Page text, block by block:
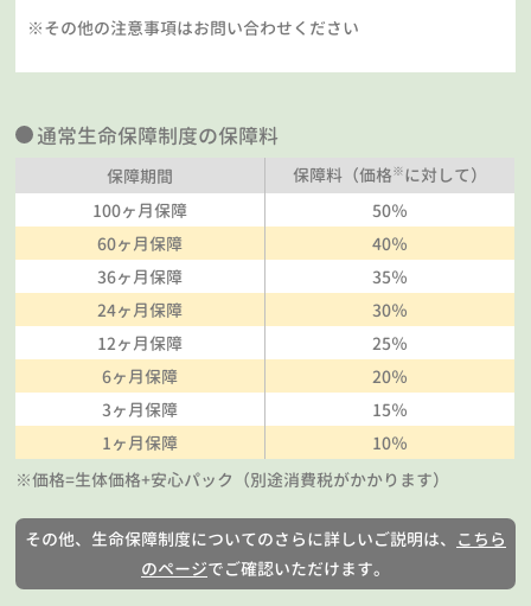
※その他の注意事項はお問い合わせください
通常生命保障制度の保障料
保障期間 保障料（価格※に対して）
100ヶ月保障
50％
60ヶ月保障
40％
36ヶ月保障
35％
24ヶ月保障
30％
12ヶ月保障
25％
6ヶ月保障
20％
3ヶ月保障
15％
1ヶ月保障
10％
※価格=生体価格+安心パック（別途消費税がかかります）
その他、生命保障制度についてのさらに詳しいご説明は、 こちら
のページでご確認いただけます。